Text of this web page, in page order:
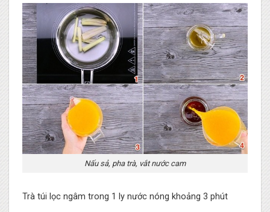
Nấu sả, pha trà, vắt nước cam
Trà túi lọc ngâm trong 1 ly nước nóng khoảng 3 phút